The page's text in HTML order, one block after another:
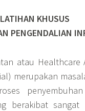
KHUSUS
PENGENDALIAN
atau Healthcare
merupakan
berakibat sangat